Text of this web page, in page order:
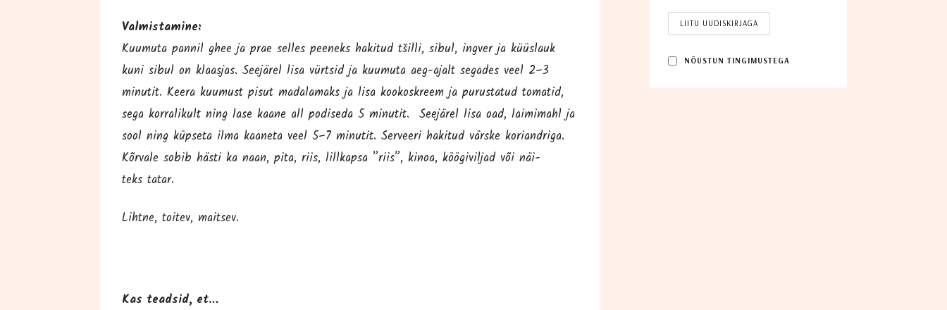
Val­mis­ta­mi­ne:
Kuu­mu­ta pan­nil ghee ja prae sel­les pee­neks haki­tud tšil­li, sibul, ing­ver ja küüs­lauk
kuni sibul on klaas­jas. See­jä­rel lisa vürt­sid ja kuu­mu­ta aeg-ajalt sega­des veel 2–3
minu­tit. Kee­ra kuu­must pisut mada­la­maks ja lisa koo­kos­kreem ja purus­ta­tud toma­tid,
sega kor­ra­li­kult ning lase kaa­ne all podi­se­da 5 minu­tit. See­jä­rel lisa oad, lai­mi­mahl ja
sool ning küp­se­ta ilma kaa­ne­ta veel 5–7 minu­tit. Ser­vee­ri haki­tud värs­ke koriandriga.
Kõr­va­le sobib häs­ti ka naan, pita, riis, lill­kap­sa ”riis”, kinoa, köö­gi­vil­jad või näi­
teks tatar.
Liht­ne, toi­tev, maitsev.
Kas tead­sid, et…
NÕUS­TUN TINGIMUSTEGA